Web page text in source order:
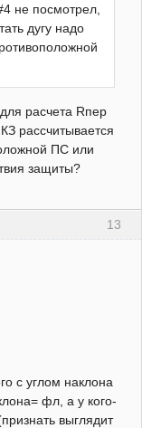
не посмотрел,
дугу надо
расчета Rпер
рассчитывается
ПС или
защиты?
13
с углом наклона
фл, а у кого-
выглядит